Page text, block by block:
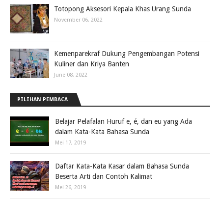
Totopong Aksesori Kepala Khas Urang Sunda
November 06, 2022
Kemenparekraf Dukung Pengembangan Potensi
Kuliner dan Kriya Banten
June 08, 2022
PILIHAN PEMBACA
Belajar Pelafalan Huruf e, é, dan eu yang Ada
dalam Kata-Kata Bahasa Sunda
Mei 17, 2019
Daftar Kata-Kata Kasar dalam Bahasa Sunda
Beserta Arti dan Contoh Kalimat
Mei 26, 2019